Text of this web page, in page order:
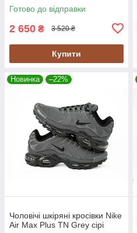
Готово до відправки
2 650 ₴ 3 520 ₴
Купити
Новинка –22%
Чоловічі шкіряні кросівки Nike
Air Max Plus TN Grey сірі